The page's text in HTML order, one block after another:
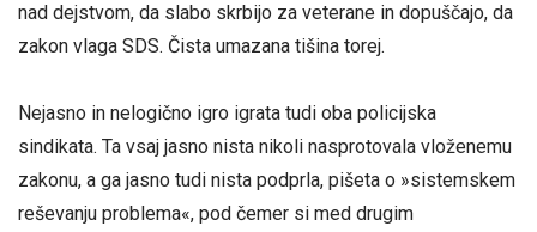
nad dejstvom, da slabo skrbijo za veterane in dopuščajo, da
zakon vlaga SDS. Čista umazana tišina torej.
Nejasno in nelogično igro igrata tudi oba policijska
sindikata. Ta vsaj jasno nista nikoli nasprotovala vloženemu
zakonu, a ga jasno tudi nista podprla, pišeta o »sistemskem
reševanju problema«, pod čemer si med drugim